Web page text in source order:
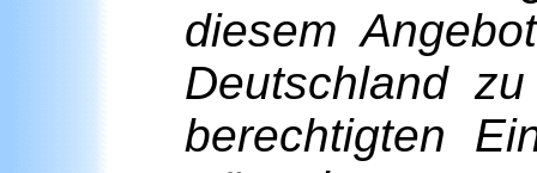
diesem
Deutschland
berechtigten